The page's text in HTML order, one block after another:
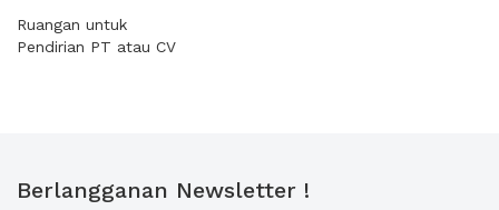
Ruangan untuk
Pendirian PT atau CV
Berlangganan Newsletter !